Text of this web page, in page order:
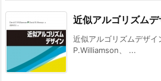
近似アルゴリズム
近似アルゴリズムデザ
P.Williamson、 ...